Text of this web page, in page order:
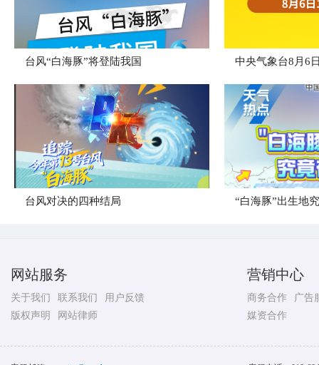
台风“白海豚”将登陆我国
台风对决的四种结局 “白海豚”出生地
网站服务
关于我们 联系我们
用户反馈
版权声明
网站律师
营销中心
商务合作
广告
媒资合作